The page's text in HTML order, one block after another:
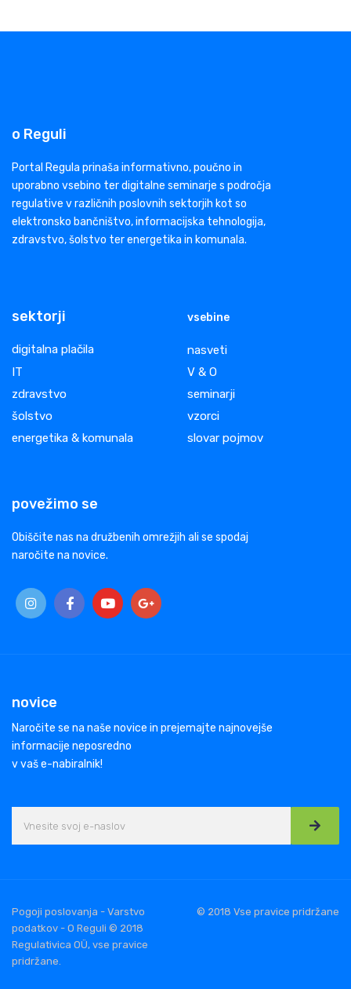
o Reguli
Portal Regula prinaša informativno, poučno in
uporabno vsebino ter digitalne seminarje s področja
regulative v različnih poslovnih sektorjih kot so
elektronsko bančništvo, informacijska tehnologija,
zdravstvo, šolstvo ter energetika in komunala.
sektorji
digitalna plačila
IT
zdravstvo
šolstvo
energetika & komunala
vsebine
nasveti
V & O
seminarji
vzorci
slovar pojmov
povežimo se
Obiščite nas na družbenih omrežjih ali se spodaj
naročite na novice.
novice
Naročite se na naše novice in prejemajte najnovejše
informacije neposredno
v vaš e-nabiralnik!
Pogoji poslovanja - Varstvo
podatkov - O Reguli © 2018
Regulativica OÜ, vse pravice
pridržane.
© 2018 Vse pravice pridržane